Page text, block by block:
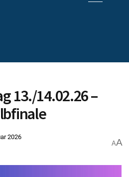
13./14.02.26 –
2026
AA